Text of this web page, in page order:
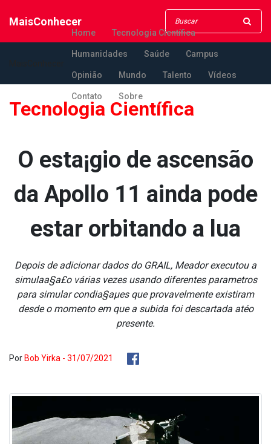
MaisConhecer
Home Tecnologia Científica
Humanidades Saúde Campus
Opinião Mundo Talento Vídeos
Contato Sobre
Tecnologia Científica
O esta¡gio de ascensão
da Apollo 11 ainda pode
estar orbitando a lua
Depois de adicionar dados do GRAIL, Meador executou a
simulaa§a£o várias vezes usando diferentes parametros
para simular condia§aµes que provavelmente existiram
desde o momento em que a subida foi descartada atéo
presente.
Por Bob Yirka - 31/07/2021